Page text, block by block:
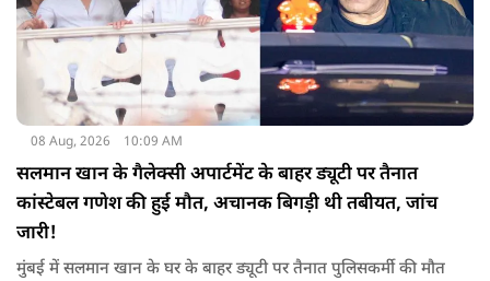
08 Aug, 2026 10:09 AM
सलमान खान के गैलेक्सी अपार्टमेंट के बाहर ड्यूटी पर तैनात
कांस्टेबल गणेश की हुई मौत, अचानक बिगड़ी थी तबीयत, जांच
जारी!
मुंबई में सलमान खान के घर के बाहर ड्यूटी पर तैनात पुलिसकर्मी की मौत